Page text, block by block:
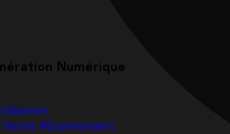
Numérique
Abonnement